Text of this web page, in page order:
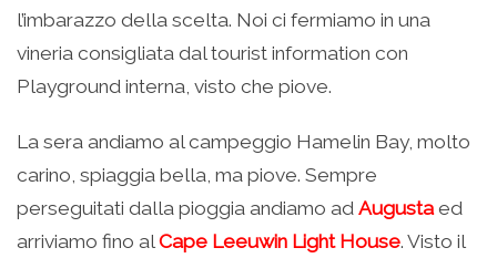
l’imbarazzo della scelta. Noi ci fermiamo in una
vineria consigliata dal tourist information con
Playground interna, visto che piove.
La sera andiamo al campeggio Hamelin Bay, molto
carino, spiaggia bella, ma piove. Sempre
perseguitati dalla pioggia andiamo ad Augusta ed
arriviamo fino alCape Leeuwin Light House. Visto il